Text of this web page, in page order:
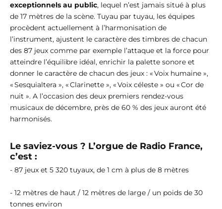
exceptionnels au public, lequel n’est jamais situé à plus
de 17 mètres de la scène. Tuyau par tuyau, les équipes
procèdent actuellement à l’harmonisation de
l’instrument, ajustent le caractère des timbres de chacun
des 87 jeux comme par exemple l’attaque et la force pour
atteindre l’équilibre idéal, enrichir la palette sonore et
donner le caractère de chacun des jeux : « Voix humaine »,
« Sesquialtera », « Clarinette », « Voix céleste » ou « Cor de
nuit ». A l’occasion des deux premiers rendez-vous
musicaux de décembre, près de 60 % des jeux auront été
harmonisés.
Le saviez-vous ? L’orgue de Radio France,
c’est :
- 87 jeux et 5 320 tuyaux, de 1 cm à plus de 8 mètres
- 12 mètres de haut / 12 mètres de large / un poids de 30
tonnes environ